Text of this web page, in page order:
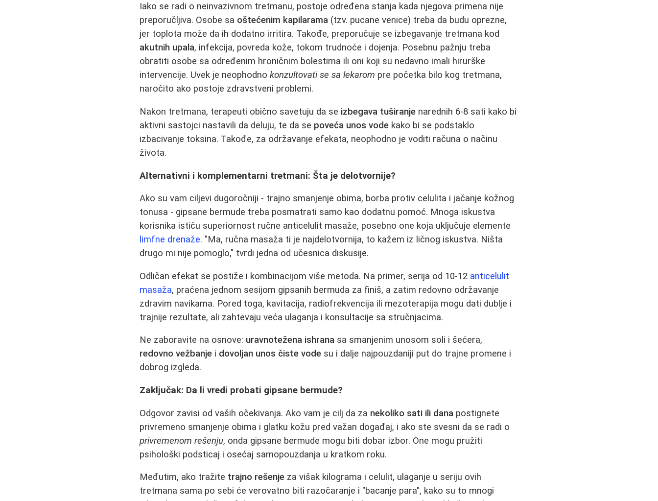
Iako se radi o neinvazivnom tretmanu, postoje određena stanja kada njegova primena nije
preporučljiva. Osobe sa oštećenim kapilarama (tzv. pucane venice) treba da budu oprezne,
jer toplota može da ih dodatno irritira. Takođe, preporučuje se izbegavanje tretmana kod
akutnih upala, infekcija, povreda kože, tokom trudnoće i dojenja. Posebnu pažnju treba
obratiti osobe sa određenim hroničnim bolestima ili oni koji su nedavno imali hirurške
intervencije. Uvek je neophodnokonzultovati se sa lekarom pre početka bilo kog tretmana,
naročito ako postoje zdravstveni problemi.
Nakon tretmana, terapeuti obično savetuju da se izbegava tuširanje narednih 6-8 sati kako bi
aktivni sastojci nastavili da deluju, te da se poveća unos vode kako bi se podstaklo
izbacivanje toksina. Takođe, za održavanje efekata, neophodno je voditi računa o načinu
života.
Alternativni i komplementarni tretmani: Šta je delotvornije?
Ako su vam ciljevi dugoročniji - trajno smanjenje obima, borba protiv celulita i jačanje kožnog
tonusa - gipsane bermude treba posmatrati samo kao dodatnu pomoć. Mnoga iskustva
korisnika ističu superiornost ručne anticelulit masaže, posebno one koja uključuje elemente
limfne drenaže. "Ma, ručna masaža ti je najdelotvornija, to kažem iz ličnog iskustva. Ništa
drugo mi nije pomoglo," tvrdi jedna od učesnica diskusije.
Odličan efekat se postiže i kombinacijom više metoda. Na primer, serija od 10-12 anticelulit
masaža, praćena jednom sesijom gipsanih bermuda za finiš, a zatim redovno održavanje
zdravim navikama. Pored toga, kavitacija, radiofrekvencija ili mezoterapija mogu dati dublje i
trajnije rezultate, ali zahtevaju veća ulaganja i konsultacije sa stručnjacima.
Ne zaboravite na osnove: uravnotežena ishrana sa smanjenim unosom soli i šećera,
redovno vežbanje i dovoljan unos čiste vode su i dalje najpouzdaniji put do trajne promene i
dobrog izgleda.
Zaključak: Da li vredi probati gipsane bermude?
Odgovor zavisi od vaših očekivanja. Ako vam je cilj da za nekoliko sati ili dana postignete
privremeno smanjenje obima i glatku kožu pred važan događaj, i ako ste svesni da se radi o
privremenom rešenju, onda gipsane bermude mogu biti dobar izbor. One mogu pružiti
psihološki podsticaj i osećaj samopouzdanja u kratkom roku.
Međutim, ako tražite trajno rešenje za višak kilograma i celulit, ulaganje u seriju ovih
tretmana sama po sebi će verovatno biti razočaranje i "bacanje para", kako su to mnogi